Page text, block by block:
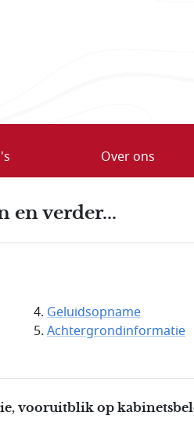
Over ons
en verder...
Geluidsopname
Achtergrondinformatie
vooruitblik op